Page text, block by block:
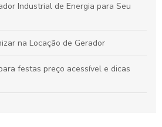
Industrial de Energia para Seu
na Locação de Gerador
festas preço acessível e dicas